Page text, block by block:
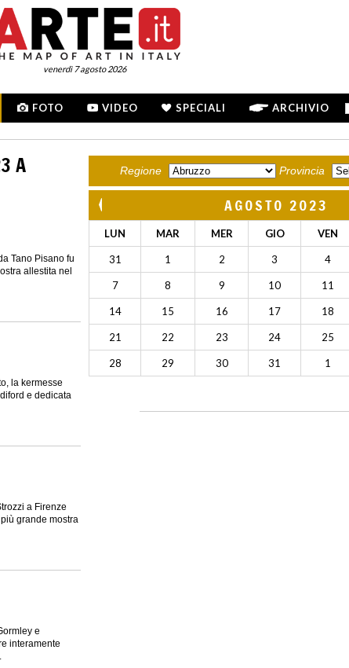
venerdì 7 agosto 2026
FOTO VIDEO SPECIALI ARCHIVIO
A
Tano Pisano fu
allestita nel
la kermesse
e dedicata
a Firenze
grande mostra
e
interamente
Regione Provincia
AGOSTO 2023
LUN MAR MER GIO VEN
31 1 2 3 4
7 8 9 10 11
14 15 16 17 18
21 22 23 24 25
28 29 30 31 1